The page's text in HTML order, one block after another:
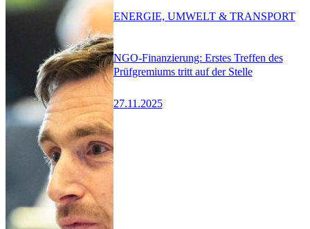
NGO-Finanzierung: Erstes Treffen des
Prüfgremiums tritt auf der Stelle
27.11.2025
ENERGIE, UMWELT & TRANSPORT